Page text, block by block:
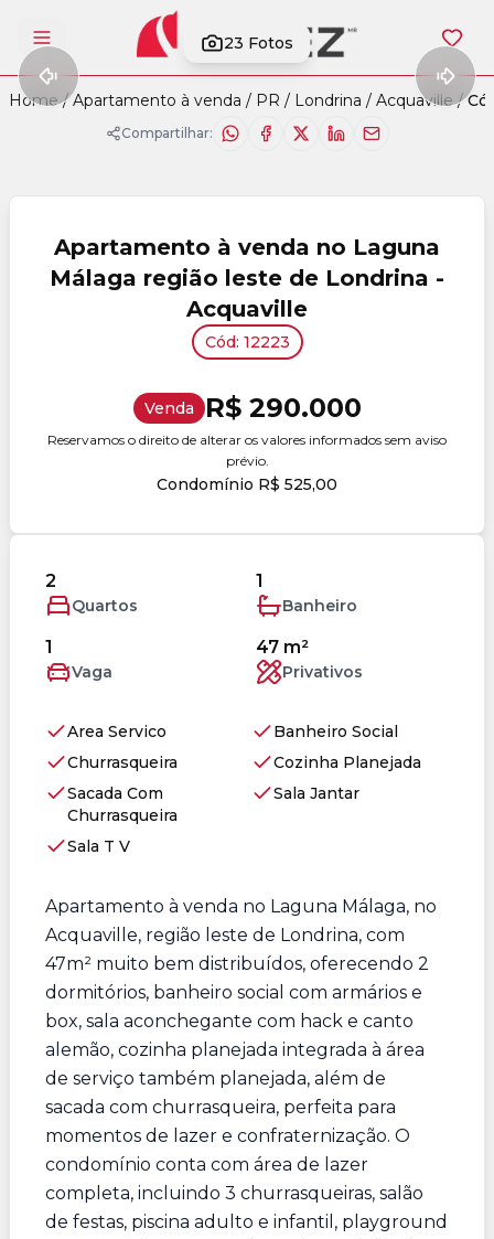
Abrir menu 23 Fotos
Home / Apartamento à venda / PR / Londrina / Acquaville /
Compartilhar:
Apartamento à venda no Laguna
Málaga região leste de Londrina -
Acquaville
Cód: 12223
Venda R$ 290.000
Reservamos o direito de alterar os valores informados sem aviso
prévio.
Condomínio R$ 525,00
2
Quartos
1
Banheiro
1
Vaga
47 m²
Privativos
Area Servico
Banheiro Social
Churrasqueira
Cozinha Planejada
Sacada Com
Churrasqueira
Sala Jantar
Sala T V
Apartamento à venda no Laguna Málaga, no
Acquaville, região leste de Londrina, com
47m² muito bem distribuídos, oferecendo 2
dormitórios, banheiro social com armários e
box, sala aconchegante com hack e canto
alemão, cozinha planejada integrada à área
de serviço também planejada, além de
sacada com churrasqueira, perfeita para
momentos de lazer e confraternização. O
condomínio conta com área de lazer
completa, incluindo 3 churrasqueiras, salão
de festas, piscina adulto e infantil, playground